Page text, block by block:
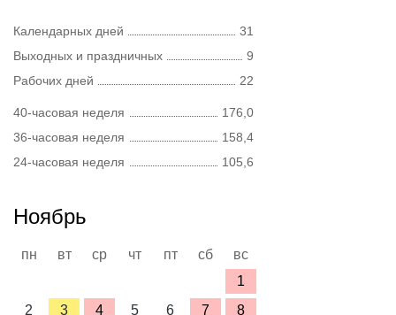
Календарных дней
31
Выходных и праздничных
9
Рабочих дней
22
40-часовая неделя
176,0
36-часовая неделя
158,4
24-часовая неделя
105,6
Ноябрь
пн вт ср чт пт сб
вс
1
2
3 4 5 6 7 8